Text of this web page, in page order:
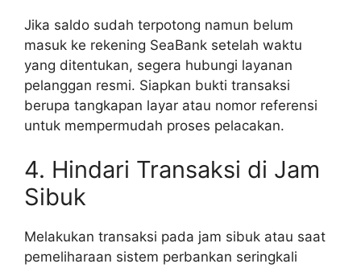
Jika saldo sudah terpotong namun belum
masuk ke rekening SeaBank setelah waktu
yang ditentukan, segera hubungi layanan
pelanggan resmi. Siapkan bukti transaksi
berupa tangkapan layar atau nomor referensi
untuk mempermudah proses pelacakan.
4. Hindari Transaksi di Jam
Sibuk
Melakukan transaksi pada jam sibuk atau saat
pemeliharaan sistem perbankan seringkali